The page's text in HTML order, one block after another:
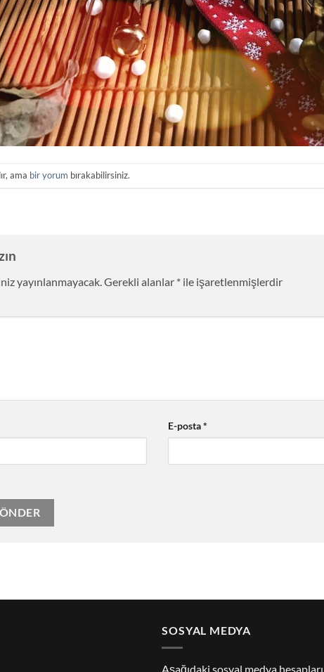
ama bir yorum bırakabilirsiniz.
yayınlanmayacak.Gerekli alanlar * ile işaretlenmişlerdir
E-posta*
SOSYAL MEDYA
Aşağıdaki sosyal medya